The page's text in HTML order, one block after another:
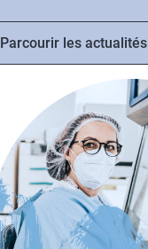
Parcourir les actualités